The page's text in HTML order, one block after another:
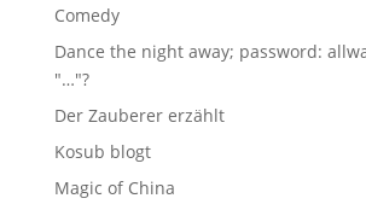
Comedy
Dance the night away; password:
"…"?
Der Zauberer erzählt
Kosub blogt
Magic of China